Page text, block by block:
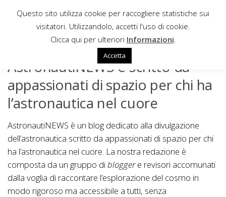
Sotto il contenuto
SCRIVERE PER ASTRONAUTINEWS
AstronautiNEWS è scritto da
appassionati di spazio per chi ha
l’astronautica nel cuore
AstronautiNEWS è un blog dedicato alla divulgazione
dell’astronautica scritto da appassionati di spazio per chi
ha l’astronautica nel cuore. La nostra redazione è
composta da un gruppo dibloggere revisori accomunati
dalla voglia di raccontare l’esplorazione del cosmo in
modo rigoroso ma accessibile a tutti, senza
Questo sito utilizza cookie per raccogliere statistiche sui
visitatori. Utilizzandolo, accetti l'uso di cookie.
Clicca qui per ulteriori Informazioni
Accetta